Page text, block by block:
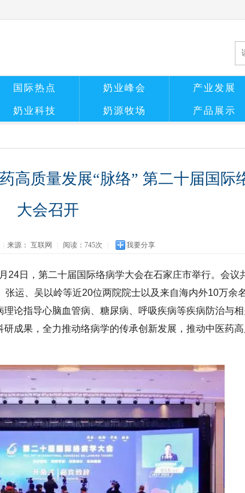
国际热点 奶业峰会 产业发展
奶业科技 奶源牧场 产品展示
高质量发展“脉络” 第二十届国际
大会召开
来源： 互联网 阅读： 745次 我要分享
24日，第二十届国际络病学大会在石家庄市举行。会议
运、吴以岭等近20位两院院士以及来自海内外10万余
论指导心脑血管病、糖尿病、呼吸疾病等疾病防治与
成果，全力推动络病学的传承创新发展，推动中医药